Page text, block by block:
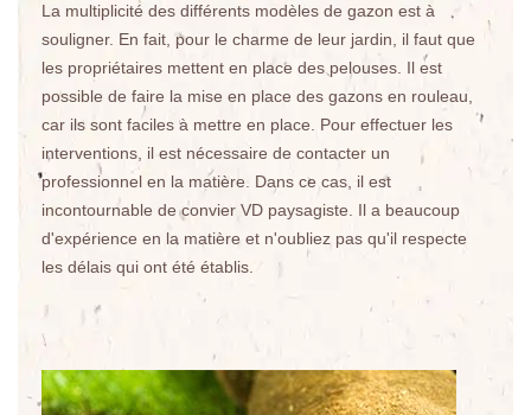
La multiplicité des différents modèles de gazon est à
souligner. En fait, pour le charme de leur jardin, il faut que
les propriétaires mettent en place des pelouses. Il est
possible de faire la mise en place des gazons en rouleau,
car ils sont faciles à mettre en place. Pour effectuer les
interventions, il est nécessaire de contacter un
professionnel en la matière. Dans ce cas, il est
incontournable de convier VD paysagiste. Il a beaucoup
d'expérience en la matière et n'oubliez pas qu'il respecte
les délais qui ont été établis.